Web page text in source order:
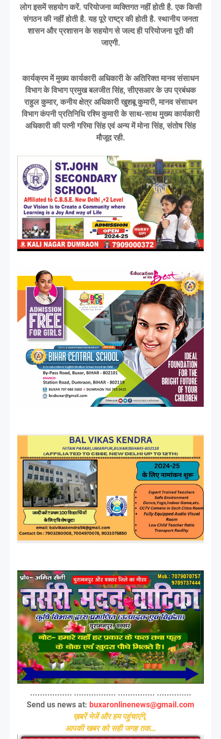
लोग इसमें सहयोग करें. परियोजना व्यक्तिगत नहीं होती है. एक किसी
संगठन की नहीं होती है. यह पूरे राष्ट्र की होती है. स्थानीय जनता
शासन और प्रशासन के सहयोग से जल्द ही परियोजना पूरी की
जाएगी.
कार्यक्रम में मुख्य कार्यकारी अधिकारी के अतिरिक्त मानव संसाधन
विभाग के विभाग प्रमुख बलजीत सिंह, सीएसआर के उप प्रबंधक
राहुल कुमार, कनीय क्षेत्र अधिकारी खुशबू कुमारी, मानव संसाधन
विभाग कंपनी प्रतिनिधि रश्मि कुमारी के साथ-साथ मुख्य कार्यकारी
अधिकारी की पत्नी गरिमा सिंह एवं अन्य में मोना सिंह, संतोष सिंह
मौजूद रही.
................. ................. ............... ..............
Send us news at: buxaronlinenews@gmail.com
ख़बरें भेजें और हम पहुंचाएंगे,
आपकी खबर को सही जगह तक...